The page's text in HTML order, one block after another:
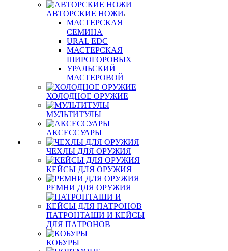
АВТОРСКИЕ НОЖИ
МАСТЕРСКАЯ
СЕМИНА
URAL EDC
МАСТЕРСКАЯ
ШИРОГОРОВЫХ
УРАЛЬСКИЙ
МАСТЕРОВОЙ
ХОЛОДНОЕ ОРУЖИЕ
МУЛЬТИТУЛЫ
АКСЕССУАРЫ
ЧЕХЛЫ ДЛЯ ОРУЖИЯ
КЕЙСЫ ДЛЯ ОРУЖИЯ
РЕМНИ ДЛЯ ОРУЖИЯ
ПАТРОНТАШИ И КЕЙСЫ
ДЛЯ ПАТРОНОВ
КОБУРЫ